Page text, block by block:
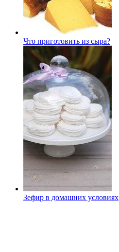
Что приготовить из сыра?
Зефир в домашних условиях